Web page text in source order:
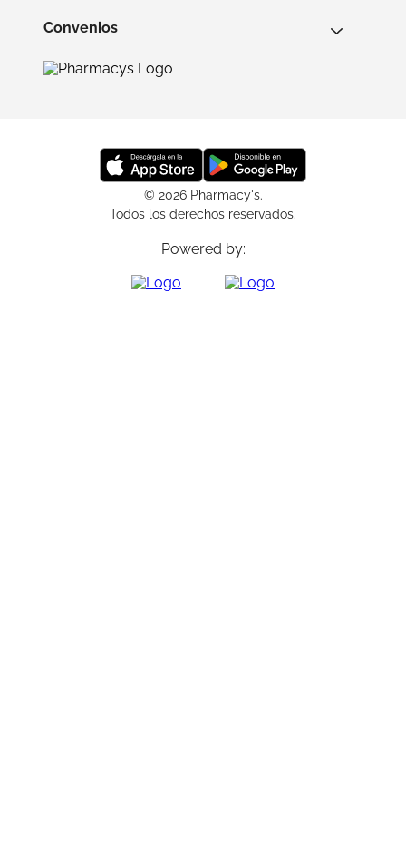
Convenios
© 2026 Pharmacy's.
Todos los derechos reservados.
Powered by: